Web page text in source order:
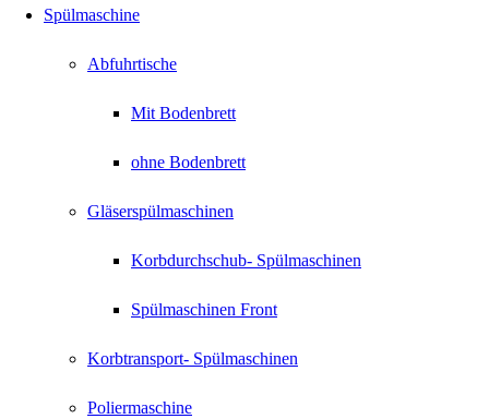
Spülmaschine
Abfuhrtische
Mit Bodenbrett
ohne Bodenbrett
Gläserspülmaschinen
Korbdurchschub- Spülmaschinen
Spülmaschinen Front
Korbtransport- Spülmaschinen
Poliermaschine